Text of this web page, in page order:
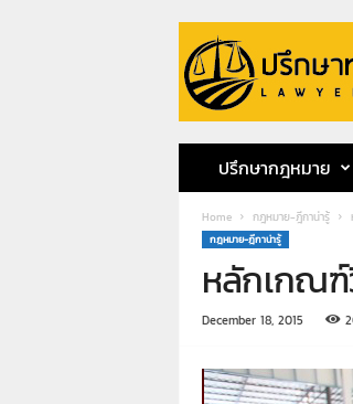
ป
ก
ษ
ปรึกษากฎหมาย
Home กฎหมาย-ฎีกาน่ารู้
กฎหมาย-ฎีกาน่ารู้
หลักเกณฑ์
December 18, 2015